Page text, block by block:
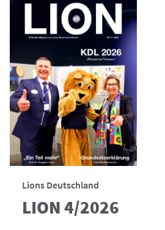
Lions Deutschland
LION 4/2026